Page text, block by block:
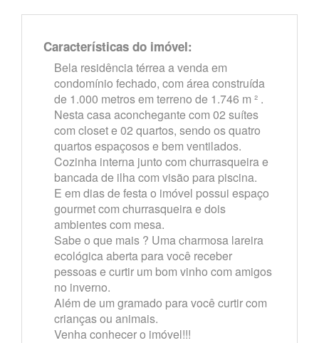
Características do imóvel:
Bela residência térrea a venda em
condomínio fechado, com área construída
de 1.000 metros em terreno de 1.746 m ² .
Nesta casa aconchegante com 02 suítes
com closet e 02 quartos, sendo os quatro
quartos espaçosos e bem ventilados.
Cozinha interna junto com churrasqueira e
bancada de ilha com visão para piscina.
E em dias de festa o imóvel possui espaço
gourmet com churrasqueira e dois
ambientes com mesa.
Sabe o que mais ? Uma charmosa lareira
ecológica aberta para você receber
pessoas e curtir um bom vinho com amigos
no inverno.
Além de um gramado para você curtir com
crianças ou animais.
Venha conhecer o imóvel!!!